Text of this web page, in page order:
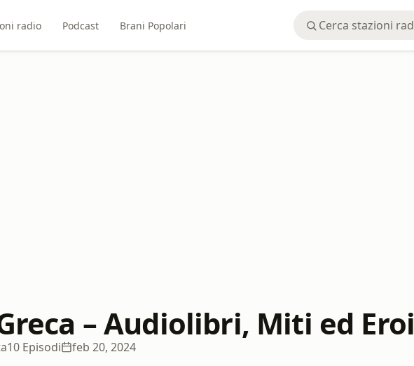
radio Podcast Brani Popolari
– Audiolibri, Miti ed Eroi
10 Episodi feb 20, 2024